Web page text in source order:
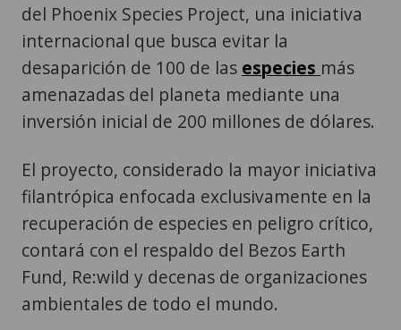
del Phoenix Species Project, una iniciativa
internacional que busca evitar la
desaparición de 100 de las especies más
amenazadas del planeta mediante una
inversión inicial de 200 millones de dólares.
El proyecto, considerado la mayor iniciativa
filantrópica enfocada exclusivamente en la
recuperación de especies en peligro crítico,
contará con el respaldo del Bezos Earth
Fund, Re:wild y decenas de organizaciones
ambientales de todo el mundo.